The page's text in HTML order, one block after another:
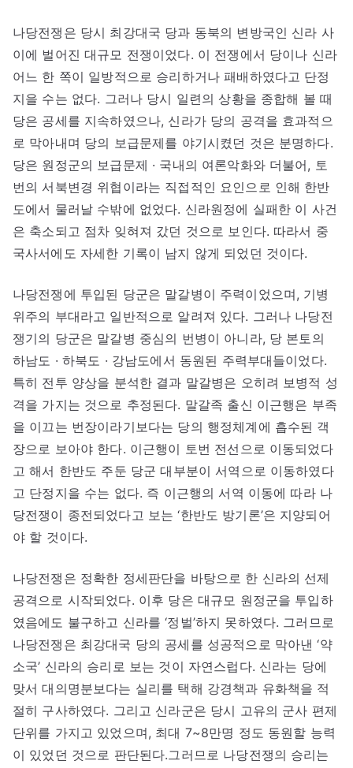
나당전쟁은 당시 최강대국 당과 동북의 변방국인 신라 사
이에 벌어진 대규모 전쟁이었다. 이 전쟁에서 당이나 신라
어느 한 쪽이 일방적으로 승리하거나 패배하였다고 단정
지을 수는 없다. 그러나 당시 일련의 상황을 종합해 볼 때
당은 공세를 지속하였으나, 신라가 당의 공격을 효과적으
로 막아내며 당의 보급문제를 야기시켰던 것은 분명하다.
당은 원정군의 보급문제 · 국내의 여론악화와 더불어, 토
번의 서북변경 위협이라는 직접적인 요인으로 인해 한반
도에서 물러날 수밖에 없었다. 신라원정에 실패한 이 사건
은 축소되고 점차 잊혀져 갔던 것으로 보인다. 따라서 중
국사서에도 자세한 기록이 남지 않게 되었던 것이다.
나당전쟁에 투입된 당군은 말갈병이 주력이었으며, 기병
위주의 부대라고 일반적으로 알려져 있다. 그러나 나당전
쟁기의 당군은 말갈병 중심의 번병이 아니라, 당 본토의
하남도 · 하북도 · 강남도에서 동원된 주력부대들이었다.
특히 전투 양상을 분석한 결과 말갈병은 오히려 보병적 성
격을 가지는 것으로 추정된다. 말갈족 출신 이근행은 부족
을 이끄는 번장이라기보다는 당의 행정체계에 흡수된 객
장으로 보아야 한다. 이근행이 토번 전선으로 이동되었다
고 해서 한반도 주둔 당군 대부분이 서역으로 이동하였다
고 단정지을 수는 없다. 즉 이근행의 서역 이동에 따라 나
당전쟁이 종전되었다고 보는 ‘한반도 방기론’은 지양되어
야 할 것이다.
나당전쟁은 정확한 정세판단을 바탕으로 한 신라의 선제
공격으로 시작되었다. 이후 당은 대규모 원정군을 투입하
였음에도 불구하고 신라를 ‘정벌’하지 못하였다. 그러므로
나당전쟁은 최강대국 당의 공세를 성공적으로 막아낸 ‘약
소국’ 신라의 승리로 보는 것이 자연스럽다. 신라는 당에
맞서 대의명분보다는 실리를 택해 강경책과 유화책을 적
절히 구사하였다. 그리고 신라군은 당시 고유의 군사 편제
단위를 가지고 있었으며, 최대 7~8만명 정도 동원할 능력
이 있었던 것으로 판단된다.그러므로 나당전쟁의 승리는